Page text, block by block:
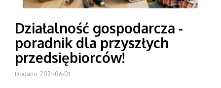
Działalność gospodarcza -
poradnik dla przyszłych
przedsiębiorców!
Dodano: 2021-06-01